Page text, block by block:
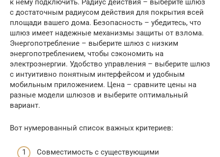
к нему подключить. Радиус действия – выберите шлюз
с достаточным радиусом действия для покрытия всей
площади вашего дома. Безопасность – убедитесь, что
шлюз имеет надежные механизмы защиты от взлома.
Энергопотребление – выберите шлюз с низким
энергопотреблением, чтобы сэкономить на
электроэнергии. Удобство управления – выберите шлюз
с интуитивно понятным интерфейсом и удобным
мобильным приложением. Цена – сравните цены на
разные модели шлюзов и выберите оптимальный
вариант.
Вот нумерованный список важных критериев:
Совместимость с существующими